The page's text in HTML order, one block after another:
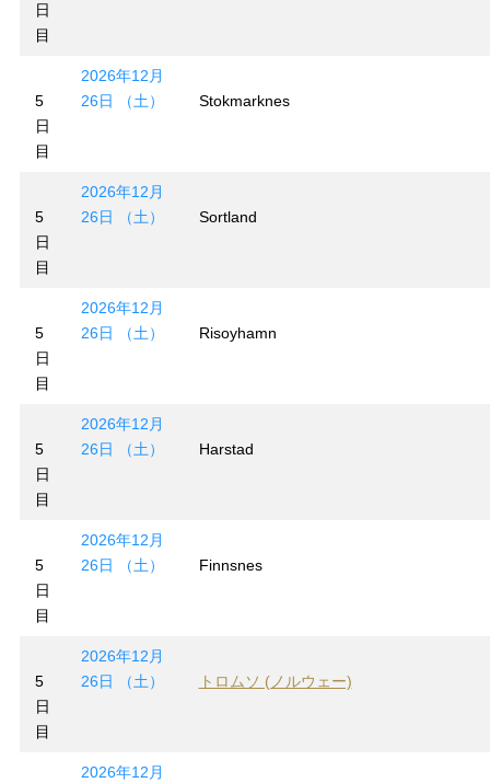
日
目
5
日
目
2026年12月
26日 （土）
Stokmarknes
5
日
目
2026年12月
26日 （土）
Sortland
5
日
目
2026年12月
26日 （土）
Risoyhamn
5
日
目
2026年12月
26日 （土）
Harstad
5
日
目
2026年12月
26日 （土）
Finnsnes
5
日
目
2026年12月
26日 （土）
トロムソ (ノルウェー)
2026年12月